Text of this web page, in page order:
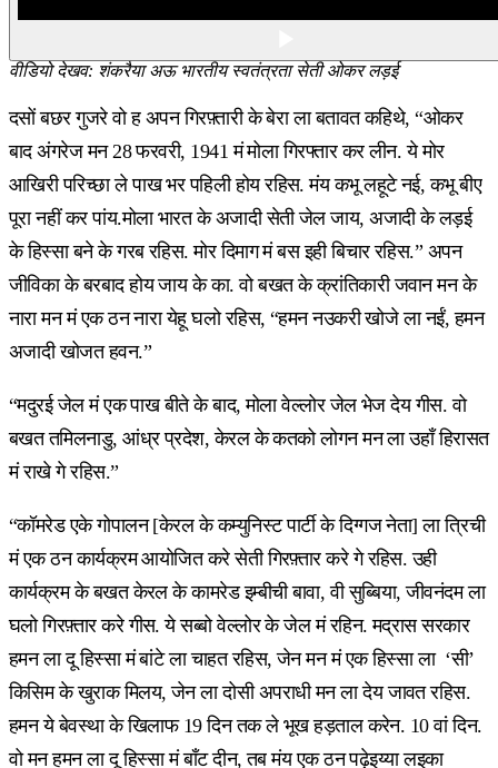
वीडियो देखव: शंकरैया अऊ भारतीय स्वतंत्रता सेती ओकर लड़ई
दसों बछर गुजरे वो ह अपन गिरफ़्तारी के बेरा ला बतावत कहिथे, “ओकर
बाद अंगरेज मन 28 फरवरी, 1941 मं मोला गिरफ्तार कर लीन. ये मोर
आखिरी परिच्छा ले पाख भर पहिली होय रहिस. मंय कभू लहूटे नई, कभू बीए
पूरा नहीं कर पांय.मोला भारत के अजादी सेती जेल जाय, अजादी के लड़ई
के हिस्सा बने के गरब रहिस. मोर दिमाग मं बस इही बिचार रहिस.” अपन
जीविका के बरबाद होय जाय के का. वो बखत के क्रांतिकारी जवान मन के
नारा मन मं एक ठन नारा येहू घलो रहिस, “हमन नउकरी खोजे ला नईं, हमन
अजादी खोजत हवन.”
“मदुरई जेल मं एक पाख बीते के बाद, मोला वेल्लोर जेल भेज देय गीस. वो
बखत तमिलनाडु, आंध्र प्रदेश, केरल के कतको लोगन मन ला उहाँ हिरासत
मं राखे गे रहिस.”
“कॉमरेड एके गोपालन [केरल के कम्युनिस्ट पार्टी के दिग्गज नेता] ला त्रिची
मं एक ठन कार्यक्रम आयोजित करे सेती गिरफ़्तार करे गे रहिस. उही
कार्यक्रम के बखत केरल के कामरेड इम्बीची बावा, वी सुब्बिया, जीवनंदम ला
घलो गिरफ़्तार करे गीस. ये सब्बो वेल्लोर के जेल मं रहिन. मद्रास सरकार
हमन ला दू हिस्सा मं बांटे ला चाहत रहिस, जेन मन मं एक हिस्सा ला ‘सी’
किसिम के खुराक मिलय, जेन ला दोसी अपराधी मन ला देय जावत रहिस.
हमन ये बेवस्था के खिलाफ 19 दिन तक ले भूख हड़ताल करेन. 10 वां दिन.
वो मन हमन ला दू हिस्सा मं बाँट दीन, तब मंय एक ठन पढ़ेइय्या लइका